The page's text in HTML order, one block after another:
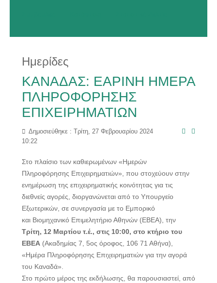
Ημερίδες
ΚΑΝΑΔΑΣ: ΕΑΡΙΝΗ ΗΜΕΡΑ
ΠΛΗΡΟΦΟΡΗΣΗΣ
ΕΠΙΧΕΙΡΗΜΑΤΙΩΝ
Δημοσιεύθηκε : Τρίτη, 27 Φεβρουαρίου 2024
10:22
Στο πλαίσιο των καθιερωμένων «Ημερών
Πληροφόρησης Επιχειρηματιών», που στοχεύουν στην
ενημέρωση της επιχειρηματικής κοινότητας για τις
διεθνείς αγορές, διοργανώνεται από το Υπουργείο
Εξωτερικών, σε συνεργασία με το Εμπορικό
και Βιομηχανικό Επιμελητήριο Αθηνών (ΕΒΕΑ), την
Τρίτη, 12 Μαρτίου τ.έ., στις 10:00, στο κτήριο του
ΕΒΕΑ (Ακαδημίας 7, 5ος όροφος, 106 71 Αθήνα),
«Ημέρα Πληροφόρησης Επιχειρηματιών για την αγορά
του Καναδά».
Στο πρώτο μέρος της εκδήλωσης, θα παρουσιαστεί, από